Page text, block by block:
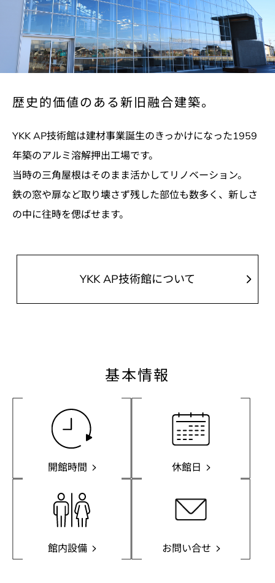
歴史的価値のある新旧融合建築。
YKK AP技術館は建材事業誕生のきっかけになった1959
年築のアルミ溶解押出工場です。
当時の三角屋根はそのまま活かしてリノベーション。
鉄の窓や扉など取り壊さず残した部位も数多く、 新しさ
の中に往時を偲ばせます。
YKK AP技術館について
基本情報
開館時間 休館日
館内設備 お問い合せ